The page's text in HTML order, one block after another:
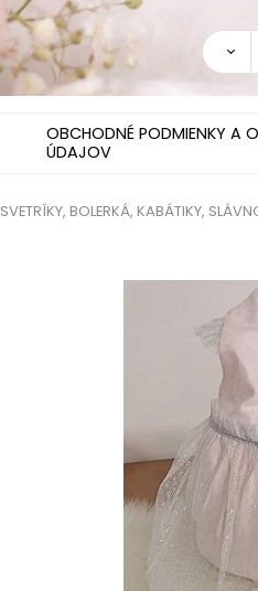
OBCHODNÉ PODMIENKY A
ÚDAJOV
SVETRÍKY, BOLERKÁ, KABÁTIKY,